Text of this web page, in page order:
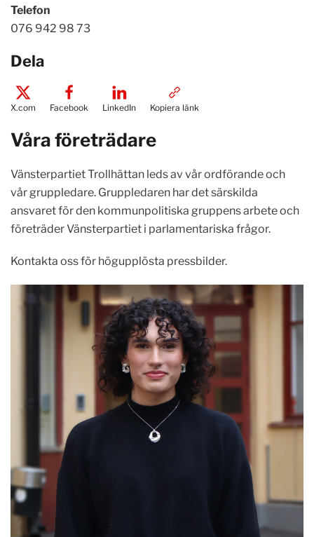
Telefon
076 942 98 73
Dela
X.com Facebook LinkedIn Kopiera länk
Våra företrädare
Vänsterpartiet Trollhättan leds av vår ordförande och
vår gruppledare. Gruppledaren har det särskilda
ansvaret för den kommunpolitiska gruppens arbete och
företräder Vänsterpartiet i parlamentariska frågor.
Kontakta oss för högupplösta pressbilder.